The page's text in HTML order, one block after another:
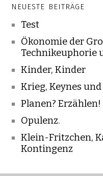
NEUESTE BEITRÄGE
Test
Ökonomie der
Technikeuphorie
Kinder, Kinder
Krieg, Keynes
Planen? Erzählen!
Opulenz.
Klein-Fritzchen,
Kontingenz